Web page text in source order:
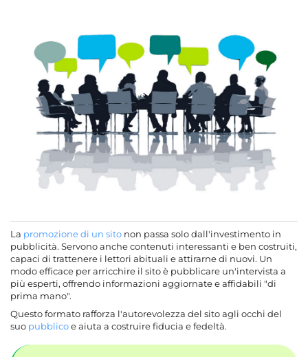
La promozione di un sito non passa solo dall'investimento in
pubblicità. Servono anche contenuti interessanti e ben costruiti,
capaci di trattenere i lettori abituali e attirarne di nuovi. Un
modo efficace per arricchire il sito è pubblicare un'intervista a
più esperti, offrendo informazioni aggiornate e affidabili "di
prima mano".
Questo formato rafforza l'autorevolezza del sito agli occhi del
suo pubblicoe aiuta a costruire fiducia e fedeltà.